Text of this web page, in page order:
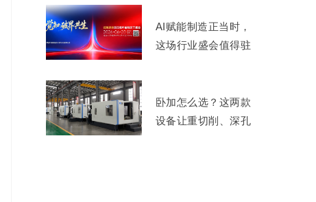
AI赋能制造正当时，
这场行业盛会值得驻
卧加怎么选？这两款
设备让重切削、深孔